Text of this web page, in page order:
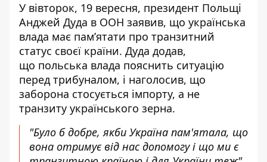
У вівторок, 19 вересня, президент Польщі
Анджей Дуда в ООН заявив, що українська
влада має пам’ятати про транзитний
статус своєї країни. Дуда додав,
що польська влада пояснить ситуацію
перед трибуналом, і наголосив, що
заборона стосується імпорту, а не
транзиту українського зерна.
"Було б добре, якби Україна пам'ятала, що
вона отримує від нас допомогу і що ми є